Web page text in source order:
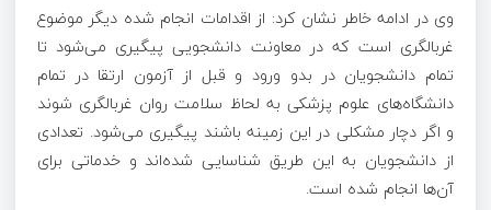
وی در ادامه خاطر نشان کرد: از اقدامات انجام شده دیگر موضوع
غربالگری است که در معاونت دانشجویی پیگیری می‌شود تا
تمام دانشجویان در بدو ورود و قبل از آزمون ارتقا در تمام
دانشگاه‌های علوم پزشکی به لحاظ سلامت روان غربالگری شوند
و اگر دچار مشکلی در این زمینه باشند پیگیری می‌شود. تعدادی
از دانشجویان به این طریق شناسایی شده‌اند و خدماتی برای
آن‌ها انجام شده است.